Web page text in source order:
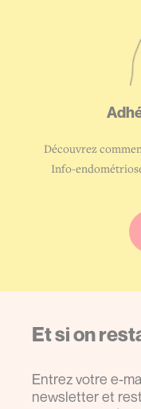
Découvrez
Info-
Et si on
Entrez votre e-
newsletter et